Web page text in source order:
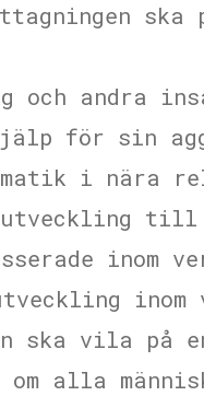
och andra
för sin
i nära
inom
inom
ska vila på
om alla